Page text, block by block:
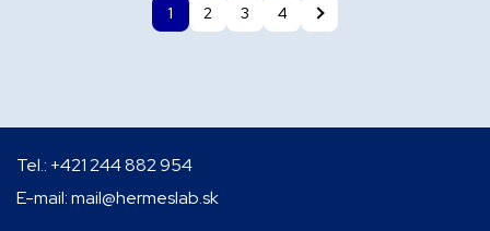
1 2 3 4
Tel.: +421 244 882 954
E-mail:mail@hermeslab.sk